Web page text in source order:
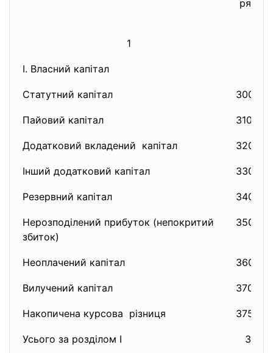
рядка
1
I. Власний капітал
Статутний капітал 300
Пайовий капітал 310
Додатковий вкладений капітал 320
Інший додатковий капітал 330
Резервний капітал 340
Нерозподілений прибуток (непокритий
збиток)
350
Неоплачений капітал 360
Вилучений капітал 370
Накопичена курсова різниця 375
Усього за розділом I 380